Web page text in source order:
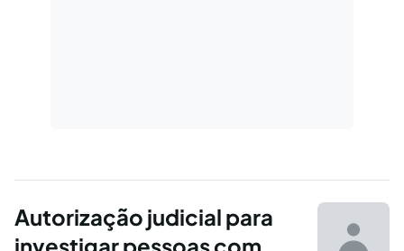
Autorização judicial para